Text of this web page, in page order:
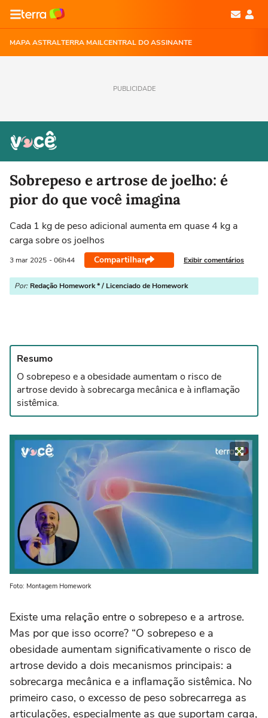
MAPA ASTRALTERRA MAILCENTRAL DO ASSINANTE
PUBLICIDADE
Sobrepeso e artrose de joelho: é
pior do que você imagina
Cada 1 kg de peso adicional aumenta em quase 4 kg a
carga sobre os joelhos
3 mar 2025 - 06h44 Compartilhar Exibir comentários
Por: Redação Homework * / Licenciado de Homework
Resumo
O sobrepeso e a obesidade aumentam o risco de
artrose devido à sobrecarga mecânica e à inflamação
sistêmica.
Foto: Montagem Homework
Existe uma relação entre o sobrepeso e a artrose.
Mas por que isso ocorre? “O sobrepeso e a
obesidade aumentam significativamente o risco de
artrose devido a dois mecanismos principais: a
sobrecarga mecânica e a inflamação sistêmica. No
primeiro caso, o excesso de peso sobrecarrega as
articulações, especialmente as que suportam carga,